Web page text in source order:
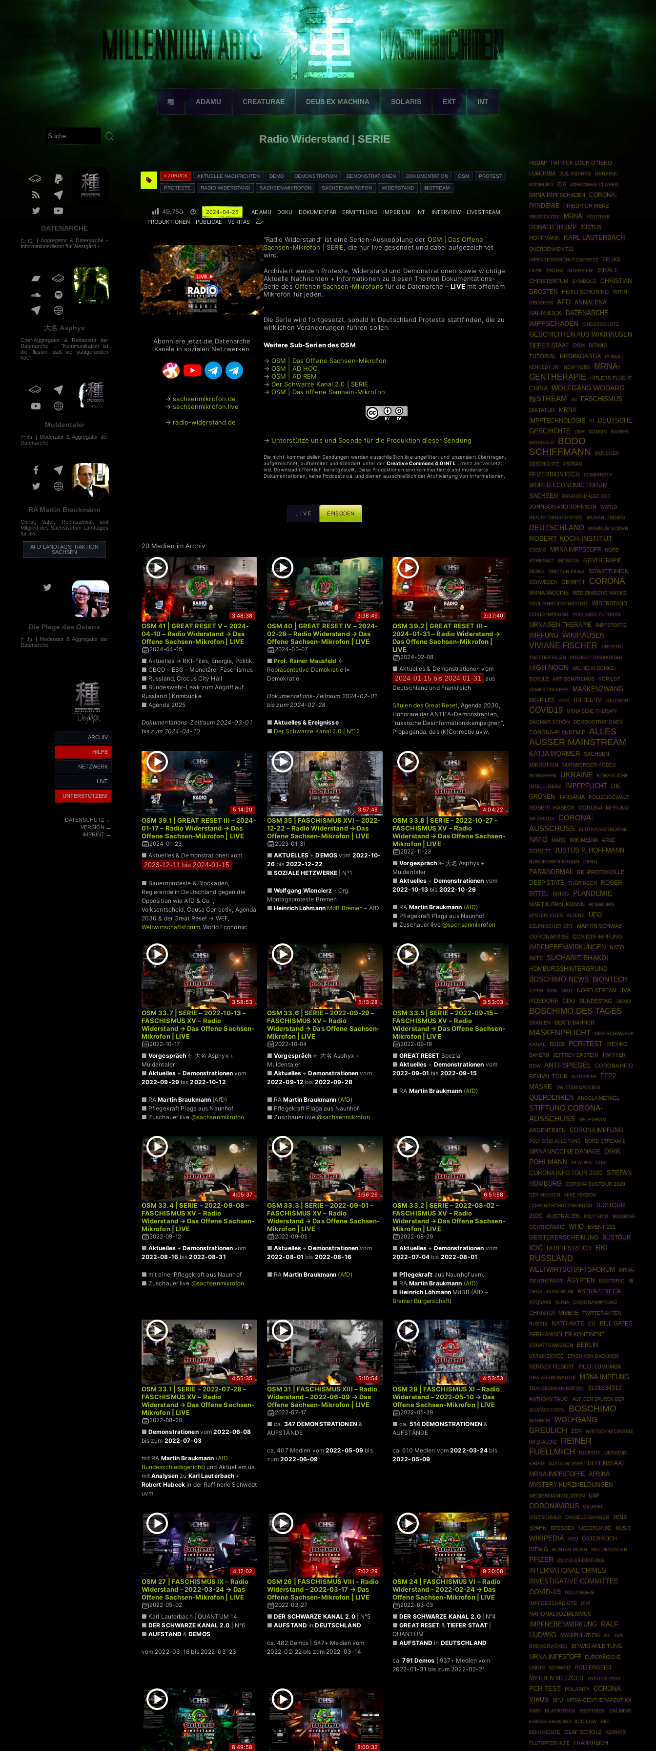
種 ADAMU CREATURAE DEUS EX MACHINA SOLARIS EXT INT
DATENARCHE
たね | Aggregator & Datenarche -
Informationsdienst für Westgård -
大名 Asphyx
Chef-Aggregator & Redakteur der
Datenarche → "Kommunikation ist
die Illusion, daß sie stattgefunden
hat."
Muldentaler
たね | Moderator & Aggregator der
Datenarche
RA Martin Braukmann
Christ, Vater, Rechtsanwalt und
Mitglied des Sächsischen Landtages
für die
AFD-LANDTAGSFRAKTION
SACHSEN
Die Plage des Ostens
たね | Moderator & Aggregator der
Datenarche
ARCHIV
HILFE
NETZWERK
LIVE
UNTERSTÜTZEN!
DATENSCHUTZ←
VERSION ←
IMPRINT←
Radio Widerstand | SERIE
« ZURÜCK AKTUELLE NACHRICHTEN DEMO DEMONSTRATION DEMONSTRATIONEN DOKUMENTATION OSM PROTEST
PROTESTE RADIO WIDERSTAND SACHSEN-MIKROFON SACHSENMIKROFON WIDERSTAND 種STREAM
49.750 2024-04-25 ADAMU DOKU DOKUMENTAR ERMITTLUNG IMPERIUM INT INTERVIEW
LIVESTREAM
PRODUKTIONEN
PUBLICAE VERITAS
Abonniere jetzt die Datenarche
Kanäle in sozialen Netzwerken
→sachsenmikrofon.de
→sachsenmikrofon.live
→ radio-widerstand.de
“Radio Widerstand” ist eine Serien-Auskopplung der OSM | Das Offene
Sachsen-Mikrofon | SERIE, die nur live gesendet und dabei aufgezeichnet
wird.
Archiviert werden Proteste, Widerstand und Demonstrationen sowie wichtige
Aktuelle Nachrichten + Informationen zu diesen Themen Dokumentations-
Serie des Offenen Sachsen-Mikrofons für die Datenarche –LIVEmit offenem
Mikrofon für jeden.
Die Serie wird fortgesetzt, sobald in Deutschland Proteste stattfinden, die zu
wirklichen Veränderungen führen sollen.
Weitere Sub-Serien des OSM
→ OSM | Das Offene Sachsen-Mikrofon
→ OSM | AD HOC
→ OSM | AD REM
→ Der Schwarze Kanal 2.0 | SERIE
→ OSM | Das offene Samhain-Mikrofon
→ Unterstütze uns und Spende für die Produktion dieser Sendung
Die nicht-kommerziellen Sendungen werden ausschließlich live ungefiltert und unzensiert übertragen,
aufgezeichnet, aufbereitet und lizenziert unter der Creative Commons 4.0 INTL Lizenz zeitversetzt
inkl. Download öffentlich bereitgestellt. Diese Produktionen sind kommentierte und moderierte
Dokumentationen, keine Podcasts oä. und dienen ausschließlich der Archivierung von Informationen.
L I V E EPISODEN
20 Medien im Archiv
3:48:38
OSM 41 | GREAT RESET V – 2024-
04-10 – Radio Widerstand → Das
Offene Sachsen-Mikrofon | LIVE
2024-04-15
■ Aktuelles → RKI-Files, Energie, Politik
■ CBCD – ESG – Monetärer Faschismus
■ Russland, Crocus City Hall
■ Bundeswehr-Leak zum Angriff auf
Russland | Krimbücke
■ Agenda 2025
Dokumentations-Zeitraum 2024-03-01
bis zum 2024-04-10
3:38:49
OSM 40 | GREAT RESET IV – 2024-
02-28 – Radio Widerstand → Das
Offene Sachsen-Mikrofon | LIVE
2024-03-07
■Prof. Rainer Mausfeld ←
Repräsentative Demokratie!=
Demokratie
Dokumentations-Zeitraum 2024-02-01
bis zum 2024-02-28
■Aktuelles & Ereignisse
■ Der Schwarze Kanal 2.0 | N°12
3:37:40
OSM 39.2 | GREAT RESET III –
2024-01-31 – Radio Widerstand →
Das Offene Sachsen-Mikrofon |
LIVE
2024-02-08
■ Aktuelles & Demonstrationen vom
2024-01-15 bis 2024-01-31 aus
Deutschland und Frankreich
Säulen des Great Reset, Agenda 2030,
Honorare der ANTIFA-Demonstranten,
“russische Desinformationskampagnen”,
Propaganda, das (K)Correctiv uvw.
5:14:20
OSM 39.1 | GREAT RESET III – 2024-
01-17 – Radio Widerstand → Das
Offene Sachsen-Mikrofon | LIVE
2024-01-23
■ Aktuelles & Demonstrationen vom
2023-12-11 bis 2024-01-15
■ Bauernproteste & Blockaden,
Regierende in Deutschland gegen die
Opposition wie AfD & Co. ,
Volksentscheid, Causa Correctiv, Agenda
2030 & der Great Reset → WEF,
Weltwirtschaftsforum , World Economic
3:57:48
OSM 35 | FASCHISMUS XVI – 2022-
12-22 – Radio Widerstand → Das
Offene Sachsen-Mikrofon | LIVE
2023-01-31
■AKTUELLES +DEMOS vom 2022-10-
26 bis 2022-12-22
■SOZIALE HETZWERKE | N°1
■Wolfgang Wiencierz – Org.
Montagsproteste Bremen
■Heinrich Löhmann MdB Bremen – AfD
4:04:22
OSM 33.8 | SERIE – 2022-10-27 –
FASCHISMUS XV – Radio
Widerstand → Das Offene Sachsen-
Mikrofon | LIVE
2022-11-23
■Vorgespräch ← 大名 Asphyx +
Muldentaler
■Aktuelles + Demonstrationen vom
2022-10-13 bis 2022-10-26
■ RA Martin Braukmann (AfD)
■ Pflegekraft Plaga aus Naunhof
■ Zuschauer live @sachsenmikrofon
3:58:53
OSM 33.7 | SERIE – 2022-10-13 –
FASCHISMUS XV – Radio
Widerstand → Das Offene Sachsen-
Mikrofon | LIVE
2022-10-17
■ Vorgespräch ← 大名 Asphyx +
Muldentaler
■ Aktuelles+Demonstrationen vom
2022-09-29bis2022-10-12
■ RAMartin Braukmann (AfD)
■ Pflegekraft Plaga aus Naunhof
■ Zuschauer live @sachsenmikrofon
5:13:28
OSM 33.6 | SERIE – 2022-09-29 –
FASCHISMUS XV – Radio
Widerstand → Das Offene Sachsen-
Mikrofon | LIVE
2022-10-04
■Vorgespräch ← 大名 Asphyx +
Muldentaler
■Aktuelles +Demonstrationen vom
2022-09-12 bis 2022-09-28
■ RAMartin Braukmann (AfD)
■ Pflegekraft Plaga aus Naunhof
■ Zuschauer live @sachsenmikrofon
3:53:03
OSM 33.5 | SERIE – 2022-09-15 –
FASCHISMUS XV – Radio
Widerstand → Das Offene Sachsen-
Mikrofon | LIVE
2022-09-19
■GREAT RESET Spezial
■Aktuelles + Demonstrationen vom
2022-09-01 bis 2022-09-15
■ RA Martin Braukmann (AfD)
4:05:37
OSM 33.4 | SERIE – 2022-09-08 –
FASCHISMUS XV – Radio
Widerstand → Das Offene Sachsen-
Mikrofon | LIVE
2022-09-12
■ Aktuelles+Demonstrationen vom
2022-08-16bis2022-08-31
■ mit einer Pflegekraft aus Naunhof
■ Zuschauer live @sachsenmikrofon
3:56:26
OSM 33.3 | SERIE – 2022-09-01 –
FASCHISMUS XV – Radio
Widerstand → Das Offene Sachsen-
Mikrofon | LIVE
2022-09-05
■Aktuelles +Demonstrationen vom
2022-08-01 bis 2022-08-16
■ RAMartin Braukmann (AfD)
6:51:58
OSM 33.2 | SERIE – 2022-08-02 –
FASCHISMUS XV – Radio
Widerstand → Das Offene Sachsen-
Mikrofon | LIVE
2022-08-29
■Aktuelles + Demonstrationen vom
2022-07-04 bis 2022-08-01
■Pflegekraft aus Naunhof uvm.
■ RA Martin Braukmann (AfD)
■Heinrich Löhmann MdBB (AfD –
Bremer Bürgerschaft)
4:55:35
OSM 33.1 | SERIE – 2022-07-28 –
FASCHISMUS XV – Radio
Widerstand → Das Offene Sachsen-
Mikrofon | LIVE
2022-08-20
■ Demonstrationenvom2022-06-08
bis zum 2022-07-03
mit RA Martin Braukmann (AfD
Bundesschiedsgericht) und Aktuellem ua.
mitAnalysen zu Karl Lauterbach +
Robert Habeck in der Raffinerie Schwedt
uvm.
5:10:54
OSM 31 | FASCHISMUS XIII – Radio
Widerstand – 2022-06-09 → Das
Offene Sachsen-Mikrofon | LIVE
2022-07-17
■ ca. 347 DEMONSTRATIONEN &
AUFSTÄNDE
ca. 407 Medien vom2022-05-09 bis
zum2022-06-09
4:53:53
OSM 29 | FASCHISMUS XI – Radio
Widerstand – 2022-05-10 → Das
Offene Sachsen-Mikrofon | LIVE
2022-05-29
■ ca. 514 DEMONSTRATIONEN &
AUFSTÄNDE
ca. 610 Medien vom2022-03-24 bis
2022-05-09
4:12:02
OSM 27 | FASCHISMUS IX – Radio
Widerstand – 2022-03-24 → Das
Offene Sachsen-Mikrofon | LIVE
2022-05-02
■ Karl Lauterbach | QUANTUM 14
■ DER SCHWARZE KANAL 2.0 | N°6
■ AUFSTAND &DEMOS
vom 2022-03-16 bis 2022-03-23
7:02:29
OSM 26 | FASCHISMUS VIII – Radio
Widerstand – 2022-03-17 → Das
Offene Sachsen-Mikrofon | LIVE
2022-03-27
■DER SCHWARZE KANAL 2.0| N°5
■AUFSTAND inDEUTSCHLAND
ca. 482 Demos | 547+ Medien vom
2022-02-22 bis zum 2022-03-14
9:20:08
OSM 24 | FASCHISMUS VI – Radio
Widerstand – 2022-02-24 → Das
Offene Sachsen-Mikrofon | LIVE
2022-03-03
■DER SCHWARZE KANAL 2.0| N°4
■GREAT RESET & TIEFER STAAT
QUANTUM
■AUFSTAND in DEUTSCHLAND
ca.791 Demos | 937+ Medien vom
2022-01-31 bis zum 2022-02-21
8:49:58 8:00:32
NSDAP
PATRICK LOCH OTIENO
LUMUMBA
大名 ASPHYX
UKRAINE-
KONFLIKT
CIA JOHANNES CLASEN
MRNA-IMPFSCHADEN
CORONA-
PANDEMIE
FRIEDRICH MERZ
GEOPOLITIK MRNA YOUTUBE
DONALD TRUMP
JUSTUS
HOFFMANN
KARL LAUTERBACH
QUERDENKEN 711
INFEKTIONSSCHUTZGESETZ
FELIKS
LEAK ANTIFA INTERVIEW ISRAEL
CHRISTENTUM SYMBOLS
CHRISTIAN
DROSTEN
HEIKO SCHÖNING
PUTIN
PROZESS
AFD
ANNALENA
BAERBOCK
DATENARCHE
IMPFSCHADEN KINDERSCHUTZ
GESCHICHTEN AUS WIKIHAUSEN
TIEFER STAAT OSM
BITWIG
TUTORIAL
PROPAGANDA
ROBERT
KENNEDY JR.
NEW YORK
MRNA-
GENTHERAPIE
HITLERS FLUCHT
CHINA WOLFGANG WODARG
種STREAM
3G FASCHISMUS
DIKTATUR
MRNA
IMPFTECHNOLOGIE
KI
DEUTSCHE
GESCHICHTE
DDR DÄMON
RAINER
MAUSFELD
BODO
SCHIFFMANN
MÜNCHEN
GESCHICHTE
PSIRAM
PFIZERBIONTECH COMIRNATY
WORLD ECONOMIC FORUM
SACHSEN
PARANORMALER ORT
JOHNSON AND JOHNSON
WORLD
HEALTH ORGANIZATION
WUHAN INDIEN
DEUTSCHLAND MARKUS SÖDER
ROBERT KOCH-INSTITUT
COSMO MRNA IMFPSTOFF
NORD
STREAM 2
MOSKAU GENTHERAPIE
MORD TWITTER FILES SOWJETUNION
SCHWEDEN GEIMPFT CORONA
MRNA VACCINE
MEDIZINISCHE MASKE
PAUL-EHRLICH INSTITUT
WIDERSTAND
COVID-IMPFUNG POLY GRID TUTORIAL
MRNA GEN-THERAPIE IMPFSTOFFE
IMPFUNG WIKIHAUSEN
VIVIANE FISCHER
CRYPTIC
TWITTER-FILES
PROJECT DARKKNIGHT
HIGH NOON
WILHELM DOMKE-
SCHULZ
ANTISEMITISMUS
KOPILOT
JAMES O'KEEFE
MASKENZWANG
RKI-FILES FFP2 BITTEL TV RELIGION
COVID19
MRNA GENE THERAPY
DAGMAR SCHÖN
DEMONSTRATIONEN
CORONA-PLANDEMIE
ALLES
AUSSER MAINSTREAM
KATJA WÖRMER
SACHSEN-
MIKROFON
NÜRNBERGER KODEX
BIOWAFFEN
UKRAINE
KÜNSTLICHE
INTELLIGENZ
IMPFPFLICHT
DIE
GRÜNEN
TANSANIA POLIZEIGEWALT
ROBERT HABECK CORONA-IMPFUNG
METABIOTA
CORONA-
AUSSCHUSS
FLUTKATASTROPHE
NATO MARS WIKIMEDIA
ARNE
SCHMITT
JUSTUS P. HOFFMANN
BUNDESREGIERUNG PERU
PARANORMAL RKI-PROTOKOLLE
DEEP STATE THÜRINGEN
ROGER
BITTEL
KRIEG PLANDEMIE
MARTIN BRAUKMANN
HOMBURG
EPSTEIN FILES
ALIENS UFO
DELPHISCHER ORT
MARTIN SCHWAB
CORONAKRISE
COVID19-IMPFUNG
IMPFNEBENWIRKUNGEN
NATO
AKTE
SUCHARIT BHAKDI
HOMBURGSHINTERGRUND
BOSCHIMO-NEWS BIONTECH
JAPAN NDR NGO NORD STREAM
JVA
ROSDORF
CDU BUNDESTAG DEMO
BOSCHIMO DES TAGES
SPANIEN BEATE BAHNER
MASKENPFLICHT
DER SCHWARZE
KANAL
B0108 PCR-TEST MEXIKO
BAYERN JEFFREY EPSTEIN TWITTER
BSW ANTI-SPIEGEL
CORONA INFO
REVIVAL TOUR
FLUTHILFE
FFP2
MASKE
TWITTER-DATEIEN
QUERDENKEN ANGELA MERKEL
STIFTUNG CORONA-
AUSSCHUSS
TELEGRAM
ARGENTINIEN CORONA IMPFUNG
POLY GRID ANLEITUNG NORD STREAM 1
MRNA VACCINE DAMAGE
DIRK
POHLMANN
PLAUEN LOFI
CORONA INFO TOUR 2020
STEFAN
HOMBURG
CORONA BUSTOUR 2020
DER MENSCH MIKE YEADON
CORONASCHUTZIMPFUNG
BUSTOUR
2020
AUSTRALIEN POLY GRID
MODRNA-
GENTHERAPIE
WHO
EVENT 201
GEISTERERSCHEINUNG
BUSTOUR
ICIC DRITTES REICH RKI
RUSSLAND
WELTWIRTSCHAFTSFORUM
MRNA-
GENTHERAPY
ÄGYPTEN ESOTERIC
種
DEUS
ELON MUSK ASTRAZENECA
X7Q5A96 KLIMA CORONAIMPFUNG
CHRISTOF MISERÉ
TWITTER AKTEN
RUSSIA
NATO-AKTE EU
BILL GATES
AFRIKANISCHER KONTINENT
SCHATTENWESEN BERLIN
UKRAINEKRIEG ERICH VON DAENIKEN
SERGEY FILBERT P.L.O. LUMUMBA
PRÄ-ASTRONAUTIK MRNA IMPFUNG
TRANSKOMMUNIKATION 3121534312
ANTHONY FAUCI AUF DEN SPUREN DER
ALLMÄCHTIGEN BOSCHIMO
HORROR
WOLFGANG
GREULICH
ZDF WIRTSCHAFTSKRISE
IM DIALOG
REINER
FUELLMICH
IMPFTOT
UKRAINE-
KRIEG
DJATLOW PASS TIEFENSTAAT
MRNA-IMPFSTOFFE AFRIKA
MYSTERY KURZMELDUNGEN
MEDIENMANIPULATION UAP
CORONAVIRUS MICHAEL
KRETSCHMER DANIELE GANSER
JENS
SPAHN
DRESDEN NIEDERLANDE MUSIC
WIKIPEDIA ARD
ÖSTERREICH
BITWIG
HUNTER BIDEN MULDENTALER
PFIZER COVID-19-IMPFUNG
INTERNATIONAL CRIMES
INVESTIGATIVE COMMITTEE
COVID-19
GÖTTINGEN
IMPFGESCHÄDIGTE
DIVI
NATIONALSOZIALISMUS
IMPFNEBENWIRKUNG
RALF
LUDWIG
MANIPULATION 2G
JVA
BREMERVÖRDE
BITWIG ANLEITUNG
MRNA-IMPFSTOFF
EUROPÄISCHE
UNION
SCHWEIZ POLTERGEIST
MYTHEN METZGER DYATLOV PASS
PCR TEST POLARITY
CORONA
VIRUS
SPD
MRNA-GENTHERAPEUTIKA
NWO
BLACKROCK SKEPTIKER
CALMING
EDGAR SIEMUND
ICIC.LAW
RKI-
DOKUMENTE
OLAF SCHOLZ ASPHYX
FLUTOPFERHILFE
FRANKREICH